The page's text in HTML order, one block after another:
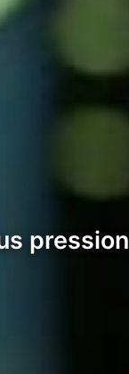
pression